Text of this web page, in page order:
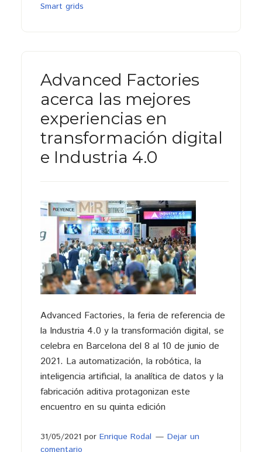
Smart grids
Advanced Factories
acerca las mejores
experiencias en
transformación digital
e Industria 4.0
Advanced Factories, la feria de referencia de
la Industria 4.0 y la transformación digital, se
celebra en Barcelona del 8 al 10 de junio de
2021. La automatización, la robótica, la
inteligencia artificial, la analítica de datos y la
fabricación aditiva protagonizan este
encuentro en su quinta edición
31/05/2021 por Enrique Rodal
Dejar un
comentario